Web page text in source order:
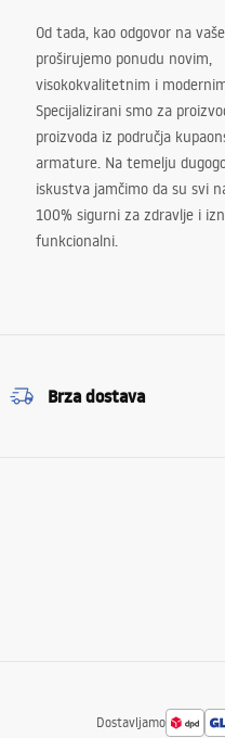
Od tada, kao odgovor na
proširujemo ponudu novim,
visokokvalitetnim i
Specijalizirani smo za
proizvoda iz područja
armature. Na temelju
iskustva jamčimo da su svi
100% sigurni za zdravlje i
funkcionalni.
Brza dostava
Dostavljamo